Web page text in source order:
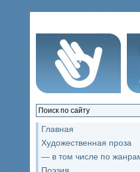
Главная
Художественная проза
— в том числе по